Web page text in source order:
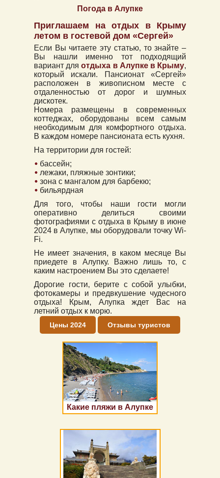
Погода в Алупке
Приглашаем на отдых в Крыму
летом в гостевой дом «Сергей»
Если Вы читаете эту статью, то знайте –
Вы нашли именно тот подходящий
вариант дляотдыха в Алупке в Крыму,
который искали. Пансионат «Сергей»
расположен в живописном месте с
отдаленностью от дорог и шумных
дискотек.
Номера размещены в современных
коттеджах, оборудованы всем самым
необходимым для комфортного отдыха.
В каждом номере пансионата есть кухня.
На территории для гостей:
бассейн;
лежаки, пляжные зонтики;
зона с мангалом для барбекю;
бильярдная
Для того, чтобы наши гости могли
оперативно делиться своими
фотографиями с отдыха в Крыму в июне
2024 в Алупке, мы оборудовали точку Wi-
Fi.
Не имеет значения, в каком месяце Вы
приедете в Алупку. Важно лишь то, с
каким настроением Вы это сделаете!
Дорогие гости, берите с собой улыбки,
фотокамеры и предвкушение чудесного
отдыха! Крым, Алупка ждет Вас на
летний отдых к морю.
Цены 2024 Отзывы туристов
Какие пляжи в Алупке